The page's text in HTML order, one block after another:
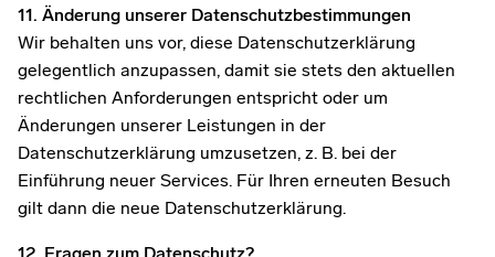
11. Änderung unserer Datenschutzbestimmungen
Wir behalten uns vor, diese Datenschutzerklärung
gelegentlich anzupassen, damit sie stets den aktuellen
rechtlichen Anforderungen entspricht oder um
Änderungen unserer Leistungen in der
Datenschutzerklärung umzusetzen, z. B. bei der
Einführung neuer Services. Für Ihren erneuten Besuch
gilt dann die neue Datenschutzerklärung.